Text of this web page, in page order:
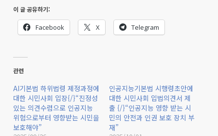
이 글 공유하기:
Facebook X Telegram
관련
AI기본법 하위법령 제정과정에
대한 시민사회 입장{/}“진정성
있는 의견수렴으로 인공지능
위험으로부터 영향받는 시민을
보호해야”
인공지능기본법 시행령초안에
대한 시민사회 입법의견서 제
출 {/}“인공지능 영향 받는 시
민의 안전과 인권 보호 장치 부
재”